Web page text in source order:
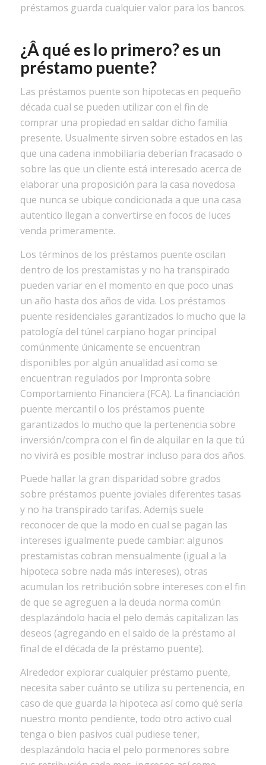
préstamos guarda cualquier valor para los bancos.
¿Â qué es lo primero? es un
préstamo puente?
Las préstamos puente son hipotecas en pequeño
década cual se pueden utilizar con el fin de
comprar una propiedad en saldar dicho familia
presente. Usualmente sirven sobre estados en las
que una cadena inmobiliaria deberían fracasado o
sobre las que un cliente está interesado acerca de
elaborar una proposición para la casa novedosa
que nunca se ubique condicionada a que una casa
autentico llegan a convertirse en focos de luces
venda primeramente.
Los términos de los préstamos puente oscilan
dentro de los prestamistas y no ha transpirado
pueden variar en el momento en que poco unas
un año hasta dos años de vida. Los préstamos
puente residenciales garantizados lo mucho que la
patologí­a del túnel carpiano hogar principal
comúnmente únicamente se encuentran
disponibles por algún anualidad así­ como se
encuentran regulados por Impronta sobre
Comportamiento Financiera (FCA). La financiación
puente mercantil o los préstamos puente
garantizados lo mucho que la pertenencia sobre
inversión/compra con el fin de alquilar en la que tú
no vivirá es posible mostrar incluso para dos años.
Puede hallar la gran disparidad sobre grados
sobre préstamos puente joviales diferentes tasas
y no ha transpirado tarifas. Ademí¡s suele
reconocer de que la modo en cual se pagan las
intereses igualmente puede cambiar: algunos
prestamistas cobran mensualmente (igual a la
hipoteca sobre nada más intereses), otras
acumulan los retribución sobre intereses con el fin
de que se agreguen a la deuda norma común
desplazándolo hacia el pelo demás capitalizan las
deseos (agregando en el saldo de la préstamo al
final de el década de la préstamo puente).
Alrededor explorar cualquier préstamo puente,
necesita saber cuánto se utiliza su pertenencia, en
caso de que guarda la hipoteca así­ como qué serí­a
nuestro monto pendiente, todo otro activo cual
tenga o bien pasivos cual pudiese tener,
desplazándolo hacia el pelo pormenores sobre